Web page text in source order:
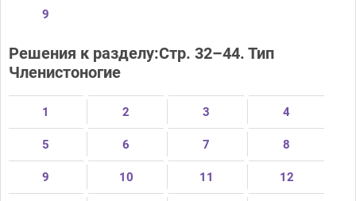
9
Решения к разделу:Стр. 32–44. Тип
Членистоногие
1 2 3 4
5 6 7 8
9 10 11 12